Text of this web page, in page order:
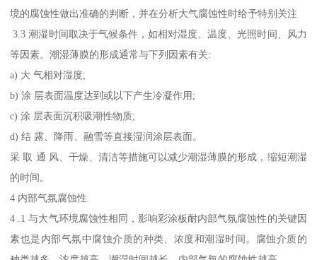
境的腐蚀性做出准确的判断，并在分析大气腐蚀性时给予特别关注
3.3 潮湿时间取决于气候条件，如相对湿度、温度、光照时间、风力
等因素。潮湿薄膜的形成通常与下列因素有关:
a) 大 气相对湿度;
b) 涂 层表面温度达到或以下产生冷凝作用;
c) 涂 层表面沉积吸潮性物质;
d) 结 露、降雨、融雪等直接湿润涂层表面。
采 取 通 风、干燥、清洁等措施可以减少潮湿薄膜的形成，缩短潮湿
的时间。
4 内部气氛腐蚀性
4 .1 与大气环境腐蚀性相同，影响彩涂板耐内部气氛腐蚀性的关键因
素也是内部气氛中腐蚀介质的种类、浓度和潮湿时间。腐蚀介质的